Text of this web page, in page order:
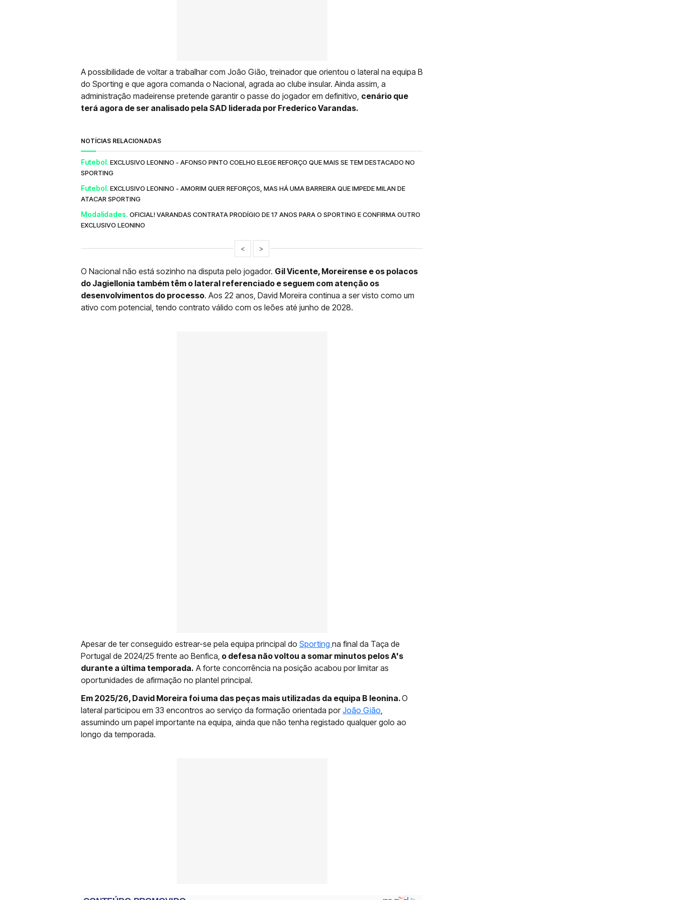
A possibilidade de voltar a trabalhar com João Gião, treinador que orientou o lateral na equipa B
do Sporting e que agora comanda o Nacional, agrada ao clube insular. Ainda assim, a
administração madeirense pretende garantir o passe do jogador em definitivo, cenário que
terá agora de ser analisado pela SAD liderada por Frederico Varandas.
NOTÍCIAS RELACIONADAS
Futebol. EXCLUSIVO LEONINO - AFONSO PINTO COELHO ELEGE REFORÇO QUE MAIS SE TEM DESTACADO NO
SPORTING
Futebol. EXCLUSIVO LEONINO - AMORIM QUER REFORÇOS, MAS HÁ UMA BARREIRA QUE IMPEDE MILAN DE
ATACAR SPORTING
Modalidades. OFICIAL! VARANDAS CONTRATA PRODÍGIO DE 17 ANOS PARA O SPORTING E CONFIRMA OUTRO
EXCLUSIVO LEONINO
< >
O Nacional não está sozinho na disputa pelo jogador. Gil Vicente, Moreirense e os polacos
do Jagiellonia também têm o lateral referenciado e seguem com atenção os
desenvolvimentos do processo. Aos 22 anos, David Moreira continua a ser visto como um
ativo com potencial, tendo contrato válido com os leões até junho de 2028.
Apesar de ter conseguido estrear-se pela equipa principal do Sporting na final da Taça de
Portugal de 2024/25 frente ao Benfica, o defesa não voltou a somar minutos pelos A's
durante a última temporada. A forte concorrência na posição acabou por limitar as
oportunidades de afirmação no plantel principal.
Em 2025/26, David Moreira foi uma das peças mais utilizadas da equipa B leonina.O
lateral participou em 33 encontros ao serviço da formação orientada porJoão Gião
assumindo um papel importante na equipa, ainda que não tenha registado qualquer golo ao
longo da temporada.